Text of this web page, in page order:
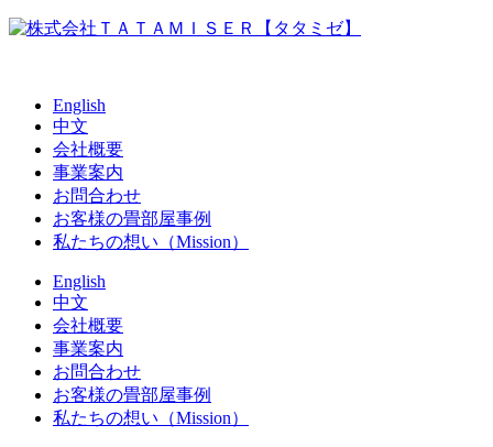
English
中文
会社概要
事業案内
お問合わせ
お客様の畳部屋事例
私たちの想い（Mission）
English
中文
会社概要
事業案内
お問合わせ
お客様の畳部屋事例
私たちの想い（Mission）